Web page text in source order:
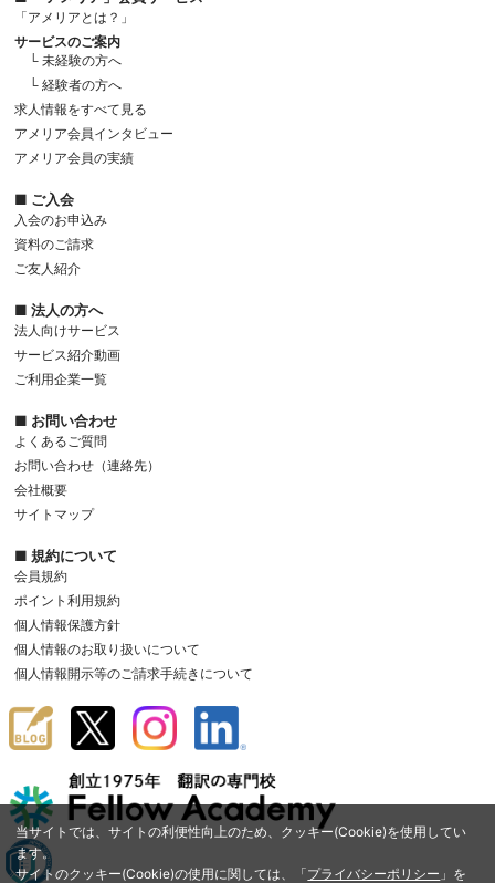
当サイトでは、サイトの利便性向上のため、クッキー(Cookie)を使用してい
ます。
サイトのクッキー(Cookie)の使用に関しては、「プライバシーポリシー 」を
「アメリアとは？」
サービスのご案内
└ 未経験の方へ
└ 経験者の方へ
求人情報をすべて見る
アメリア会員インタビュー
アメリア会員の実績
■ ご入会
入会のお申込み
資料のご請求
ご友人紹介
■ 法人の方へ
法人向けサービス
サービス紹介動画
ご利用企業一覧
■ お問い合わせ
よくあるご質問
お問い合わせ（連絡先）
会社概要
サイトマップ
■ 規約について
会員規約
ポイント利用規約
個人情報保護方針
個人情報のお取り扱いについて
個人情報開示等のご請求手続きについて